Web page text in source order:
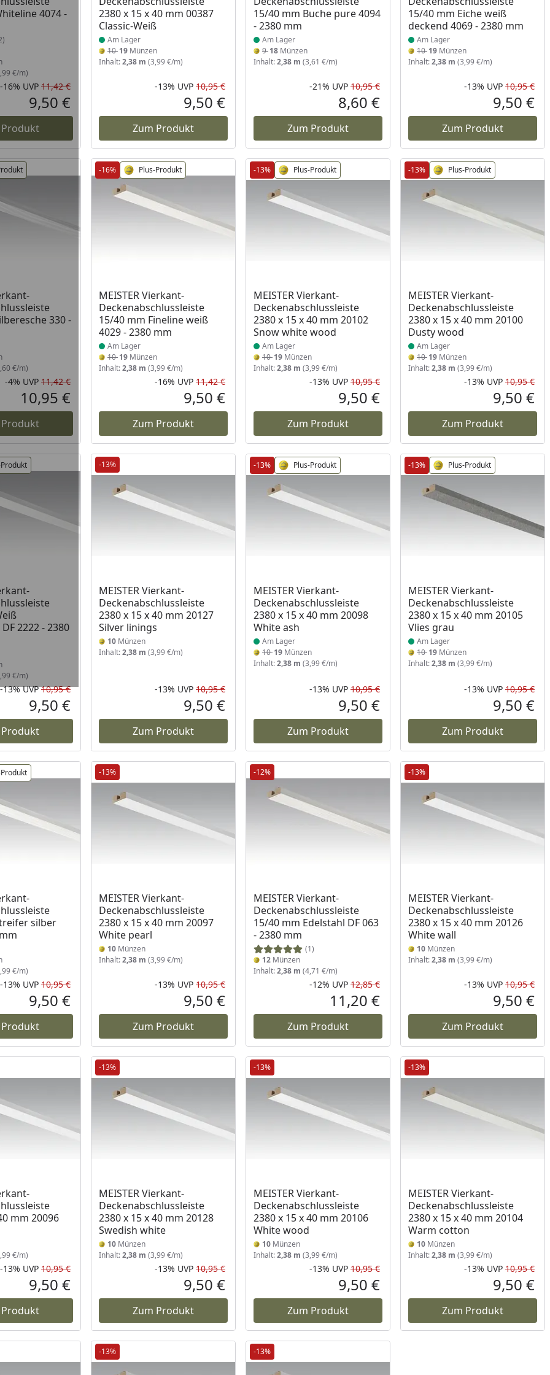
4074 -
€/m)
Rabatt in Prozent
-16%
Ursprünglicher Preis
UVP 11,42 €
Aktueller Preis
9,50 €
2380 x 15 x 40 mm 00387
Classic-Weiß
Am Lager
1019 Münzen
Inhalt:2,38 m (3,99 €/m)
Rabatt in Prozent
-13%
Ursprünglicher Preis
UVP 10,95 €
Aktueller Preis
9,50 €
Zum Produkt
15/40 mm Buche pure 4094
- 2380 mm
Am Lager
918 Münzen
Inhalt:2,38 m (3,61 €/m)
Rabatt in Prozent
-21%
Ursprünglicher Preis
UVP 10,95 €
Aktueller Preis
8,60 €
Zum Produkt
15/40 mm Eiche weiß
deckend 4069 - 2380 mm
Am Lager
1019 Münzen
Inhalt:2,38 m (3,99 €/m)
-13% UVP 10,95 €
9,50 €
Zum Produkt
330 -
€/m)
Rabatt in Prozent
-4%
Ursprünglicher Preis
UVP 11,42 €
Aktueller Preis
10,95 €
-16% Plus-Produkt
MEISTER Vierkant-
Deckenabschlussleiste
15/40 mm Fineline weiß
4029 - 2380 mm
Produkt am Lager
Am Lager
1019 Münzen
Inhalt:2,38 m (3,99 €/m)
Rabatt in Prozent
-16%
Ursprünglicher Preis
UVP 11,42 €
Aktueller Preis
9,50 €
Zum Produkt
-13% Plus-Produkt
MEISTER Vierkant-
Deckenabschlussleiste
2380 x 15 x 40 mm 20102
Snow white wood
Produkt am Lager
Am Lager
1019 Münzen
Inhalt:2,38 m (3,99 €/m)
Rabatt in Prozent
-13%
Ursprünglicher Preis
UVP 10,95 €
Aktueller Preis
9,50 €
Zum Produkt
-13% Plus-Produkt
MEISTER Vierkant-
Deckenabschlussleiste
2380 x 15 x 40 mm 20100
Dusty wood
Produkt am Lager
Am Lager
1019 Münzen
Inhalt:2,38 m (3,99 €/m)
-13% UVP 10,95 €
9,50 €
Zum Produkt
2222 - 2380
€/m)
Rabatt in Prozent
-13%
Ursprünglicher Preis
UVP 10,95 €
Aktueller Preis
9,50 €
-13%
MEISTER Vierkant-
Deckenabschlussleiste
2380 x 15 x 40 mm 20127
Silver linings
10 Münzen
Inhalt:2,38 m (3,99 €/m)
Rabatt in Prozent
-13%
Ursprünglicher Preis
UVP 10,95 €
Aktueller Preis
9,50 €
Zum Produkt
-13% Plus-Produkt
MEISTER Vierkant-
Deckenabschlussleiste
2380 x 15 x 40 mm 20098
White ash
Produkt am Lager
Am Lager
1019 Münzen
Inhalt:2,38 m (3,99 €/m)
Rabatt in Prozent
-13%
Ursprünglicher Preis
UVP 10,95 €
Aktueller Preis
9,50 €
Zum Produkt
-13% Plus-Produkt
MEISTER Vierkant-
Deckenabschlussleiste
2380 x 15 x 40 mm 20105
Vlies grau
Produkt am Lager
Am Lager
1019 Münzen
Inhalt:2,38 m (3,99 €/m)
-13% UVP 10,95 €
9,50 €
Zum Produkt
silber
€/m)
Rabatt in Prozent
-13%
Ursprünglicher Preis
UVP 10,95 €
Aktueller Preis
9,50 €
-13%
MEISTER Vierkant-
Deckenabschlussleiste
2380 x 15 x 40 mm 20097
White pearl
10 Münzen
Inhalt:2,38 m (3,99 €/m)
Rabatt in Prozent
-13%
Ursprünglicher Preis
UVP 10,95 €
Aktueller Preis
9,50 €
Zum Produkt
-12%
MEISTER Vierkant-
Deckenabschlussleiste
15/40 mm Edelstahl DF 063
- 2380 mm
(1)
12 Münzen
Inhalt:2,38 m (4,71 €/m)
Rabatt in Prozent
-12%
Ursprünglicher Preis
UVP 12,85 €
Aktueller Preis
11,20 €
Zum Produkt
-13%
MEISTER Vierkant-
Deckenabschlussleiste
2380 x 15 x 40 mm 20126
White wall
10 Münzen
Inhalt:2,38 m (3,99 €/m)
-13% UVP 10,95 €
9,50 €
Zum Produkt
mm 20096
€/m)
Rabatt in Prozent
-13%
Ursprünglicher Preis
UVP 10,95 €
Aktueller Preis
9,50 €
-13%
MEISTER Vierkant-
Deckenabschlussleiste
2380 x 15 x 40 mm 20128
Swedish white
10 Münzen
Inhalt:2,38 m (3,99 €/m)
Rabatt in Prozent
-13%
Ursprünglicher Preis
UVP 10,95 €
Aktueller Preis
9,50 €
Zum Produkt
-13%
MEISTER Vierkant-
Deckenabschlussleiste
2380 x 15 x 40 mm 20106
White wood
10 Münzen
Inhalt:2,38 m (3,99 €/m)
Rabatt in Prozent
-13%
Ursprünglicher Preis
UVP 10,95 €
Aktueller Preis
9,50 €
Zum Produkt
-13%
MEISTER Vierkant-
Deckenabschlussleiste
2380 x 15 x 40 mm 20104
Warm cotton
10 Münzen
Inhalt:2,38 m (3,99 €/m)
-13% UVP 10,95 €
9,50 €
Zum Produkt
-13% -13%